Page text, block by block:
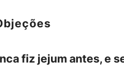
fiz jejum antes, e